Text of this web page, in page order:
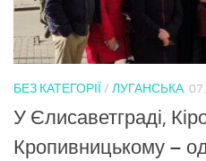
БЕЗ КАТЕГОРІЇ / ЛУГАНСЬКА
У Єлисаветграді,
Кропивницькому –